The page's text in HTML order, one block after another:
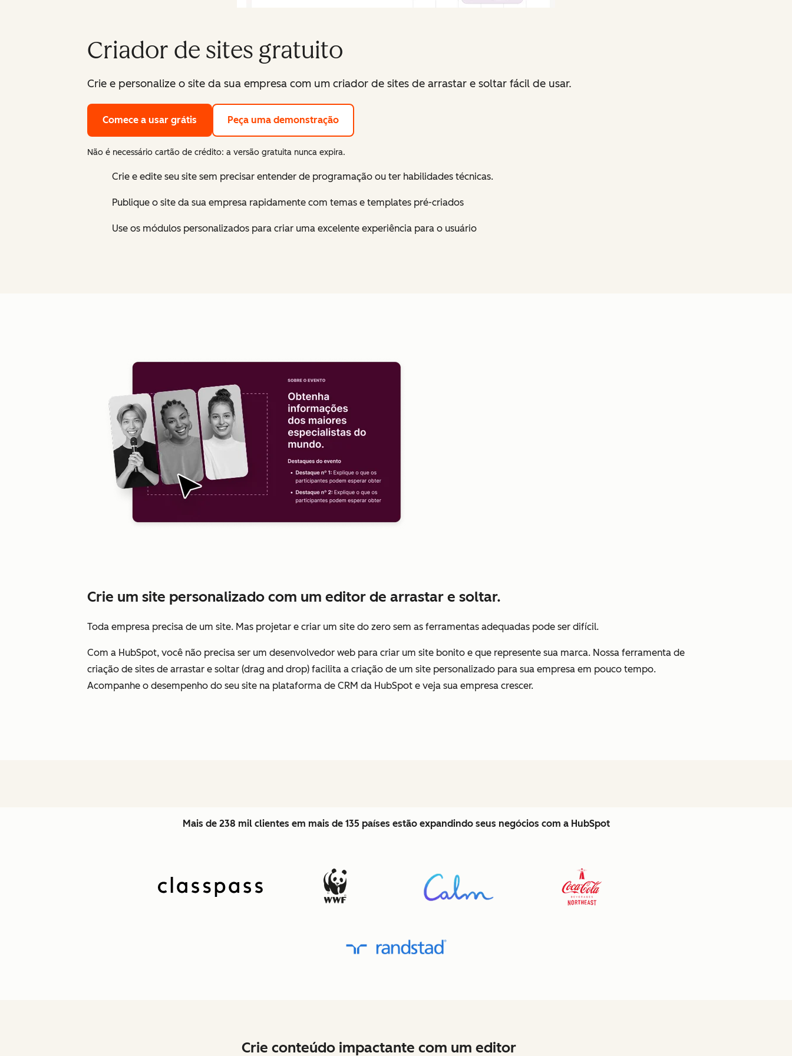
Criador de sites gratuito
Crie e personalize o site da sua empresa com um criador de sites de arrastar e soltar fácil de usar.
Comece a usar grátis Peça uma demonstração
Não é necessário cartão de crédito: a versão gratuita nunca expira.
Crie e edite seu site sem precisar entender de programação ou ter habilidades técnicas.
Publique o site da sua empresa rapidamente com temas e templates pré-criados
Use os módulos personalizados para criar uma excelente experiência para o usuário
Crie um site personalizado com um editor de arrastar e soltar.
Toda empresa precisa de um site. Mas projetar e criar um site do zero sem as ferramentas adequadas pode ser difícil.
Com a HubSpot, você não precisa ser um desenvolvedor web para criar um site bonito e que represente sua marca. Nossa ferramenta de
criação de sites de arrastar e soltar (drag and drop) facilita a criação de um site personalizado para sua empresa em pouco tempo.
Acompanhe o desempenho do seu site na plataforma de CRM da HubSpot e veja sua empresa crescer.
Mais de 238 mil clientes em mais de 135 países estão expandindo seus negócios com a HubSpot
Crie conteúdo impactante com um editor